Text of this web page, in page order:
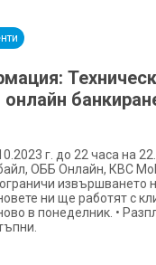
г. до 22 часа на
ОББ Онлайн, КBC
извършването
ни ще работят с
в понеделник. •